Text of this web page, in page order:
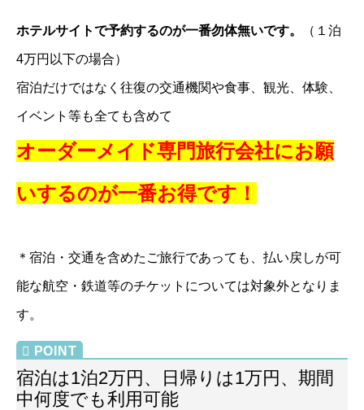
ホテルサイトで予約するのが一番勿体無いです。 （１泊
4万円以下の場合）
宿泊だけではなく往復の交通機関や食事、観光、体験、
イベント等も全ても含めて
オーダーメイド専門旅行会社にお願
いするのが一番お得です！
＊宿泊・交通を含めたご旅行であっても、払い戻しが可
能な航空・鉄道等のチケットについては対象外となりま
す。
宿泊は1泊2万円、日帰りは1万円、期間
中何度でも利用可能